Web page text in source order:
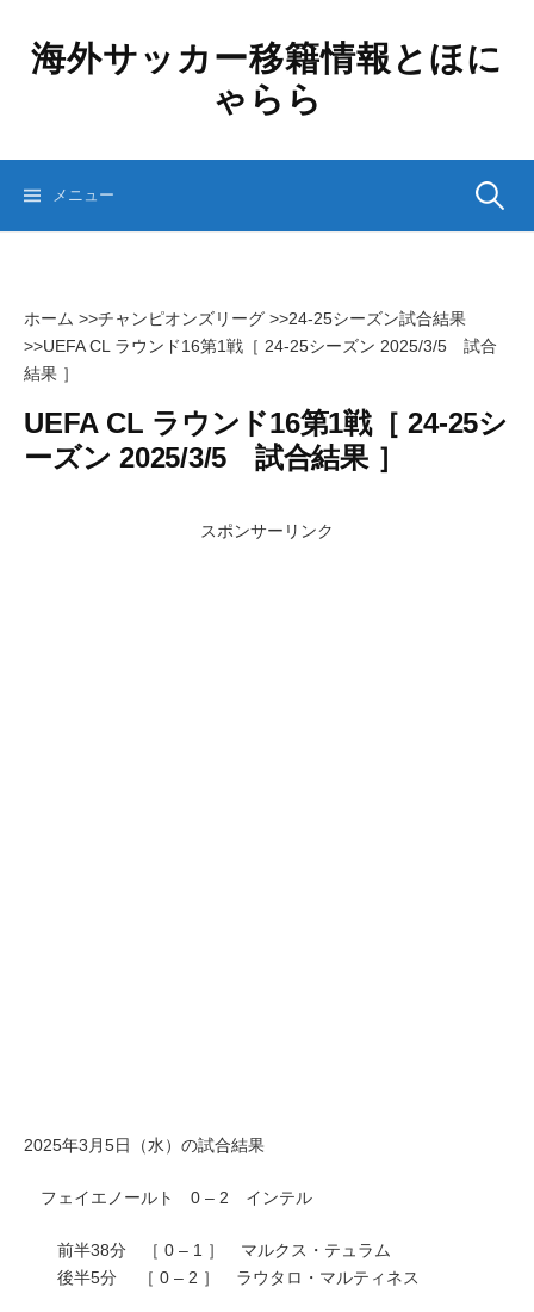
ッ
海外サッカー移籍情報とほに
ゃらら
メニュー 検
ホーム >>チャンピオンズリーグ >>24-25シーズン試合結果
>>UEFA CL ラウンド16第1戦［ 24-25シーズン 2025/3/5 試合
結果 ］
UEFA CL ラウンド16第1戦［ 24-25シ
ーズン 2025/3/5 試合結果 ］
スポンサーリンク
2025年3月5日（水）の試合結果
フェイエノールト 0 – 2 インテル
前半38分 ［ 0 – 1 ］ マルクス・テュラム
後半5分 ［ 0 – 2 ］ ラウタロ・マルティネス